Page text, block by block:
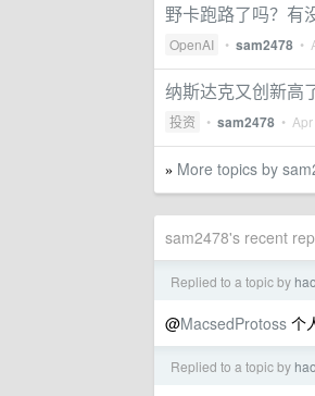
野卡跑路了吗？有
OpenAI • sam2478 •
纳斯达克又创新高
投资 • sam2478 •
» More topics by
sam2478's recent
Replied to a topic by
@MacsedProtoss 个
Replied to a topic by